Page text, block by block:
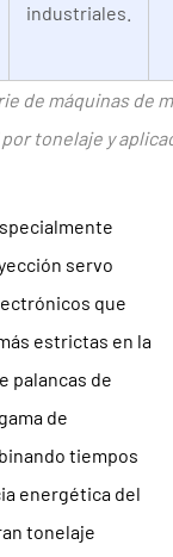
industriales.
de máquinas de
por tonelaje y
servo
que
estrictas en la
palancas de
de
tiempos
energética del
tonelaje